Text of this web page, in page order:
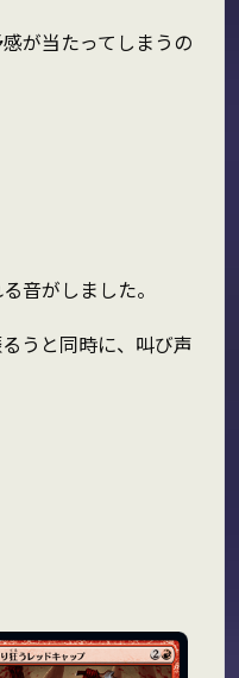
が当たってしまうの
音がしました。
うと同時に、叫び声